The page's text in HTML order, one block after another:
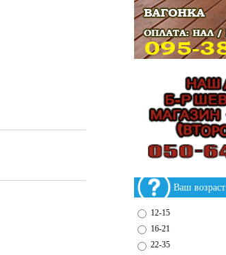
Ваш возраст
12-15
16-21
22-35